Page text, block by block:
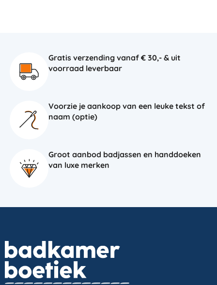
Gratis verzending vanaf € 30,- & uit
voorraad leverbaar
Voorzie je aankoop van een leuke tekst of
naam (optie)
Groot aanbod badjassen en handdoeken
van luxe merken